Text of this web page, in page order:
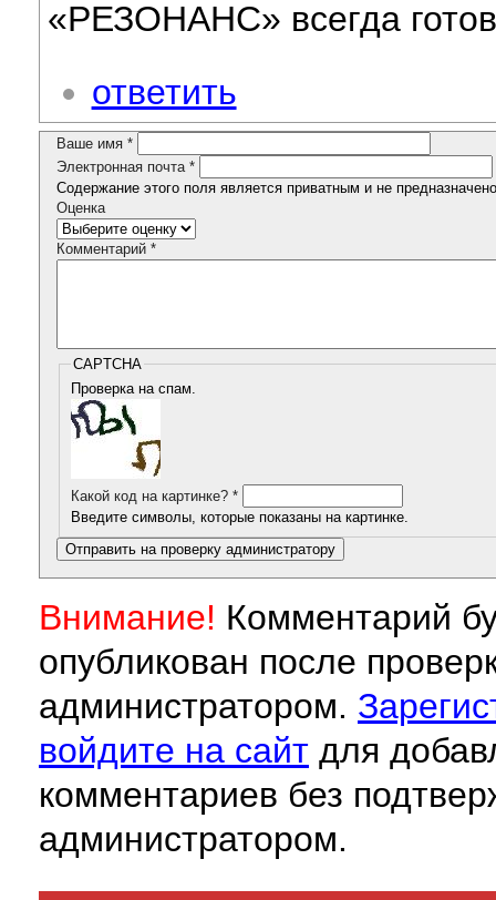
«РЕЗОНАНС» всегда
ответить
Ваше имя *
Электронная почта *
Содержание этого поля является приватным и не
Оценка
Комментарий *
CAPTCHA
Проверка на спам.
Какой код на картинке? *
Введите символы, которые показаны на картинке.
Внимание! Комментарий
опубликован после
администратором.
войдите на сайт для
комментариев без
администратором.